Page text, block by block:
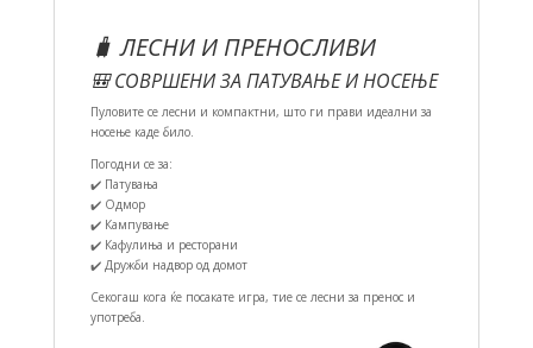
🧳 ЛЕСНИ И ПРЕНОСЛИВИ
🎒 СОВРШЕНИ ЗА ПАТУВАЊЕ И НОСЕЊЕ
Пуловите се лесни и компактни, што ги прави идеални за
носење каде било.
Погодни се за:
✔️ Патувања
✔️ Одмор
✔️ Кампување
✔️ Кафулиња и ресторани
✔️ Дружби надвор од домот
Секогаш кога ќе посакате игра, тие се лесни за пренос и
употреба.